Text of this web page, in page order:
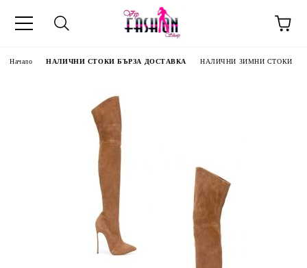
Начало НАЛИЧНИ СТОКИ БЪРЗА ДОСТАВКА НАЛИЧНИ ЗИМНИ СТОКИ